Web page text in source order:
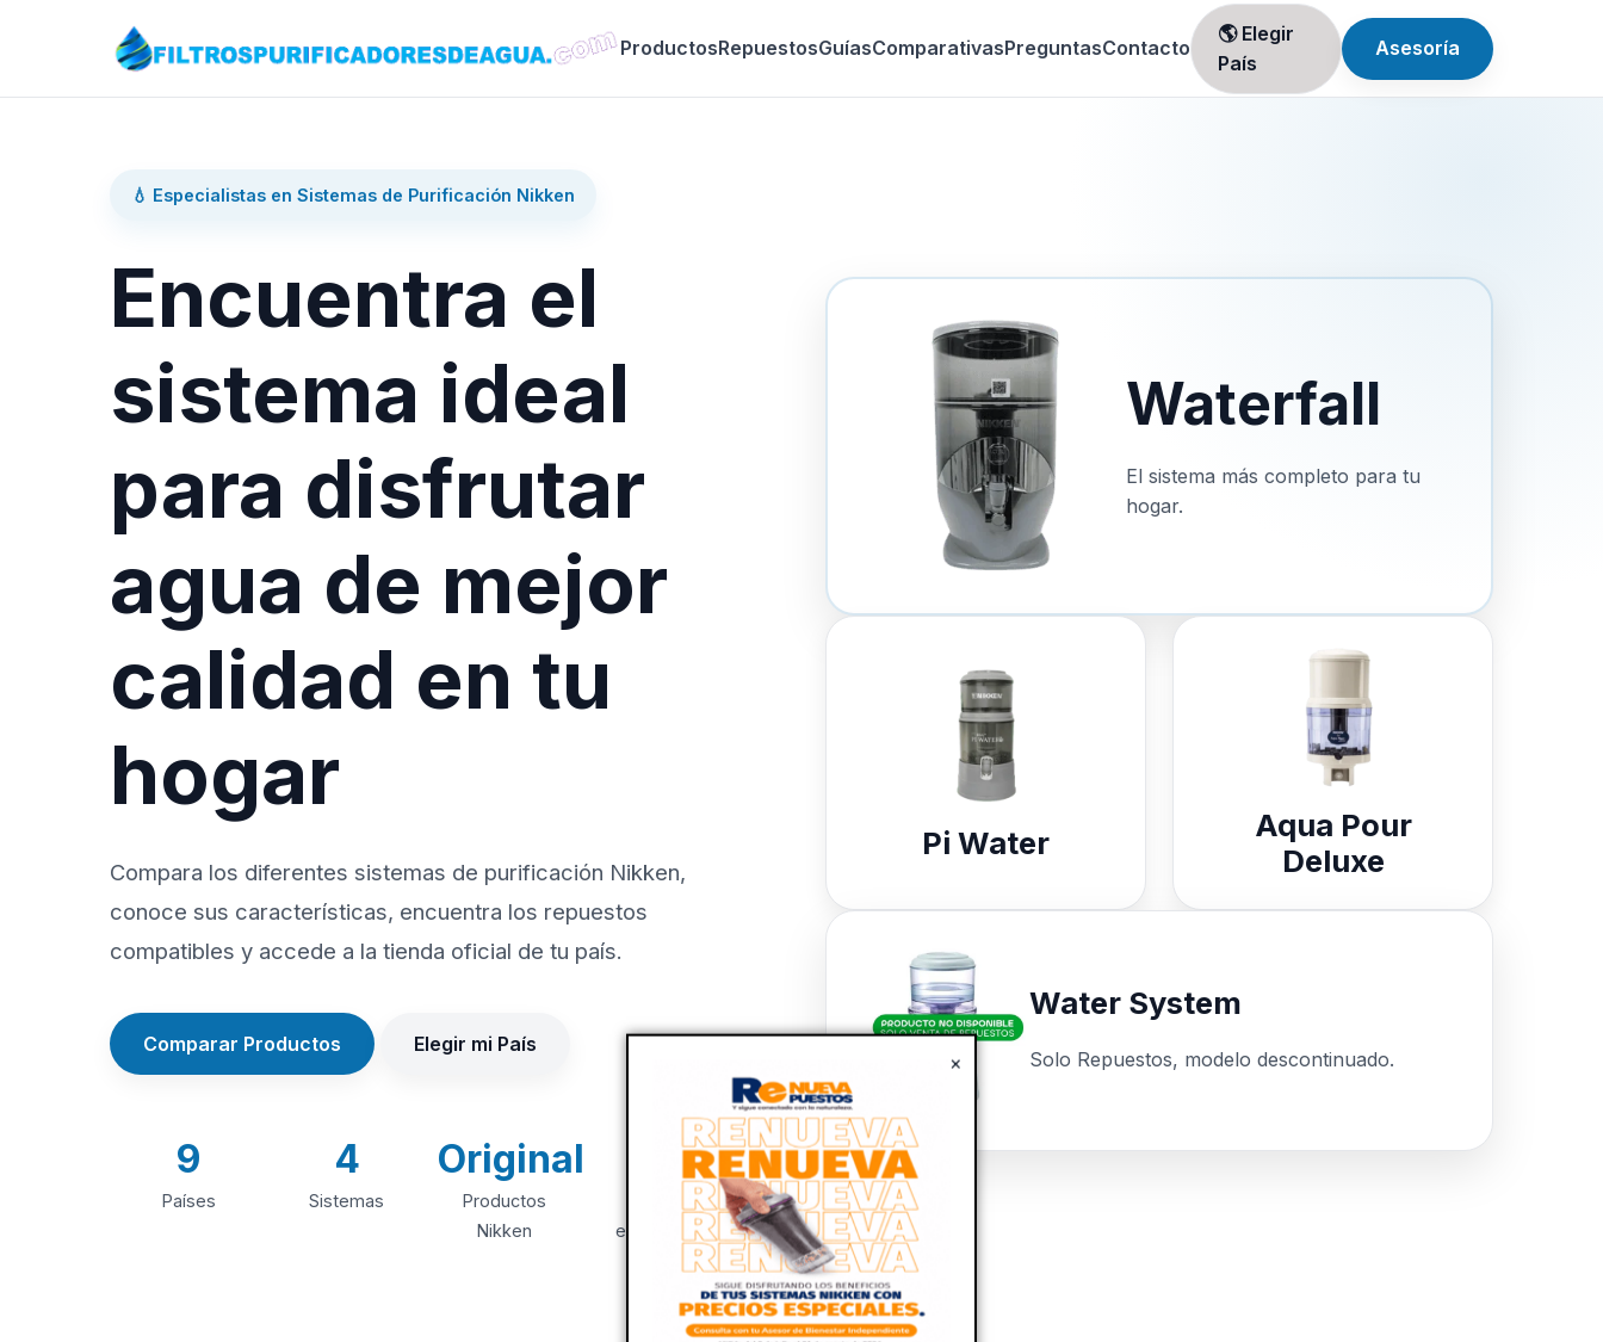
×
ProductosRepuestosGuíasComparativasPreguntasContacto
🌎 Elegir
País
Asesoría
💧 Especialistas en Sistemas de Purificación Nikken
Encuentra el
sistema ideal
para disfrutar
agua de mejor
calidad en tu
hogar
Compara los diferentes sistemas de purificación Nikken,
conoce sus características, encuentra los repuestos
compatibles y accede a la tienda oficial de tu país.
Comparar Productos Elegir mi País
9
Países
4
Sistemas
Original
Productos
Nikken
+20
Años de
experiencia
Waterfall
El sistema más completo para tu
hogar.
Pi Water
Aqua Pour
Deluxe
Water System
Solo Repuestos, modelo descontinuado.